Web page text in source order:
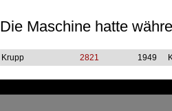
Die Maschine hatte
Krupp 2821 1949